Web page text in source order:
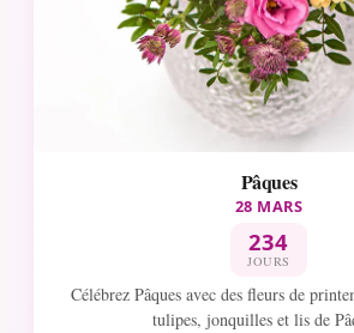
Pâques
28 MARS
234
JOURS
Célébrez Pâques avec des fleurs de
tulipes, jonquilles et lis de